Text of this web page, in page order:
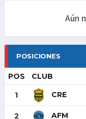
Aún
POSICIONES
POS CLUB
1 CRE
2 AFM